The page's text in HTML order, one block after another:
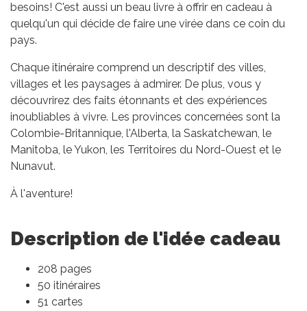
besoins! C'est aussi un beau livre à offrir en cadeau à
quelqu'un qui décide de faire une virée dans ce coin du
pays.
Chaque itinéraire comprend un descriptif des villes,
villages et les paysages à admirer. De plus, vous y
découvrirez des faits étonnants et des expériences
inoubliables à vivre. Les provinces concernées sont la
Colombie-Britannique, l'Alberta, la Saskatchewan, le
Manitoba, le Yukon, les Territoires du Nord-Ouest et le
Nunavut.
À l'aventure!
Description de l'idée cadeau
208 pages
50 itinéraires
51 cartes